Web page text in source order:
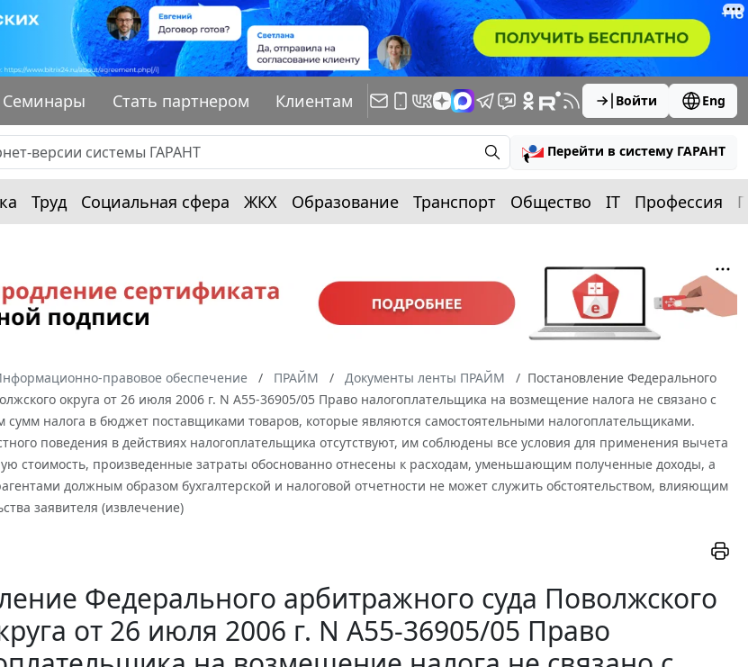
Семинары Стать партнером Клиентам Войти Eng
Перейти в систему ГАРАНТ
Труд Социальная сфера ЖКХ Образование Транспорт Общество IT Профессия
правовое обеспечение ПРАЙМ Документы ленты ПРАЙМ
Постановление Федерального
округа от 26 июля 2006 г. N А55-36905/05 Право налогоплательщика на возмещение налога не связано с
сумм налога в бюджет поставщиками товаров, которые являются самостоятельными налогоплательщиками.
поведения в действиях налогоплательщика отсутствуют, им соблюдены все условия для применения вычета
стоимость, произведенные затраты обоснованно отнесены к расходам, уменьшающим полученные доходы, а
должным образом бухгалтерской и налоговой отчетности не может служить обстоятельством, влияющим
заявителя (извлечение)
Федерального арбитражного суда Поволжского
от 26 июля 2006 г. N А55-36905/05 Право